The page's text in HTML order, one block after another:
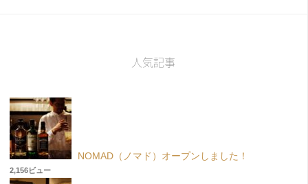
人気記事
NOMAD（ノマド）オープンしました！
2,156ビュー